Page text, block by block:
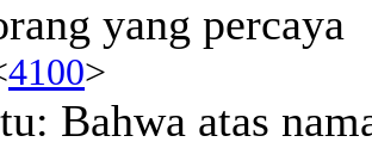
yang percaya
4100>
Bahwa atas